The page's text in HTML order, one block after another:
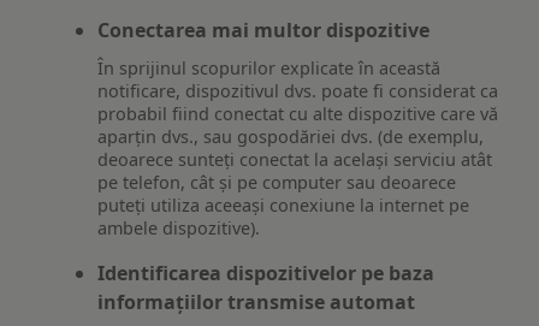
Conectarea mai multor dispozitive
În sprijinul scopurilor explicate în această
notificare, dispozitivul dvs. poate fi considerat ca
probabil fiind conectat cu alte dispozitive care vă
aparțin dvs., sau gospodăriei dvs. (de exemplu,
deoarece sunteți conectat la același serviciu atât
pe telefon, cât și pe computer sau deoarece
puteți utiliza aceeași conexiune la internet pe
ambele dispozitive).
Identificarea dispozitivelor pe baza
informațiilor transmise automat